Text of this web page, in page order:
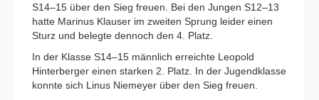
S14–15 über den Sieg freuen. Bei den Jungen S12–13
hatte Marinus Klauser im zweiten Sprung leider einen
Sturz und belegte dennoch den 4. Platz.
In der Klasse S14–15 männlich erreichte Leopold
Hinterberger einen starken 2. Platz. In der Jugendklasse
konnte sich Linus Niemeyer über den Sieg freuen.